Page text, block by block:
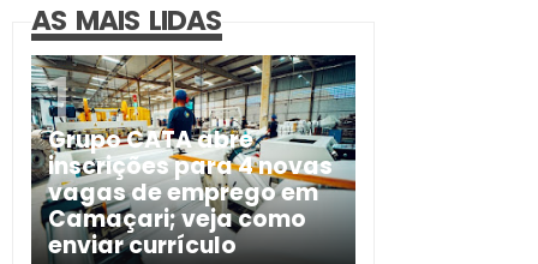
AS MAIS LIDAS
Grupo CATA abre
inscrições para 4 novas
vagas de emprego em
Camaçari; veja como
enviar currículo